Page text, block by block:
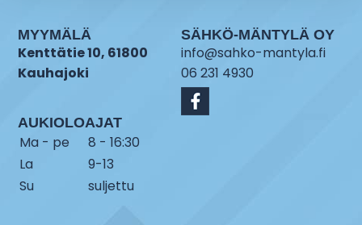
MYYMÄLÄ
Kenttätie 10, 61800
Kauhajoki
AUKIOLOAJAT
Ma - pe
8 - 16:30
La
9-13
Su
suljettu
SÄHKÖ-MÄNTYLÄ OY
info@sahko-mantyla.fi
06 231 4930